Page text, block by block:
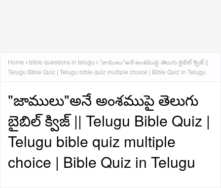
Home bible questions in telugu
"జాములు"అనే అంశముపై తెలుగు బైబిల్ క్విజ్ ||
Telugu Bible Quiz | Telugu bible quiz multiple choice | Bible Quiz in Telugu
"జాములు"అనే అంశముపై తెలుగు
బైబిల్ క్విజ్ || Telugu Bible Quiz |
Telugu bible quiz multiple
choice | Bible Quiz in Telugu